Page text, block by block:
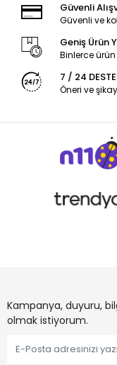
Güvenli
Güvenli ve
Geniş Ürün
Binlerce
7 / 24
Öneri ve
Kampanya, duyuru,
olmak istiyorum.